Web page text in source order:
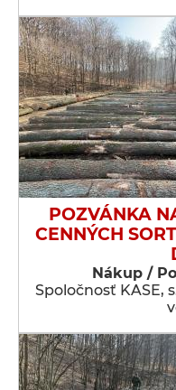
POZVÁNKA
CENNÝCH
Nákup /
Spoločnosť KASE,